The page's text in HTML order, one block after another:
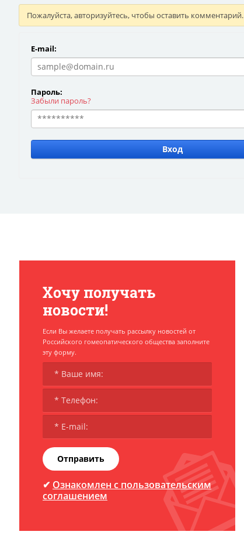
Пожалуйста, авторизуйтесь, чтобы оставить комментарий.
E-mail:
Пароль:
Забыли пароль?
Вход
Хочу получать
новости!
Если Вы желаете получать рассылку новостей от
Российского гомеопатического общества заполните
эту форму.
Отправить
✔ Ознакомлен с пользовательским
соглашением